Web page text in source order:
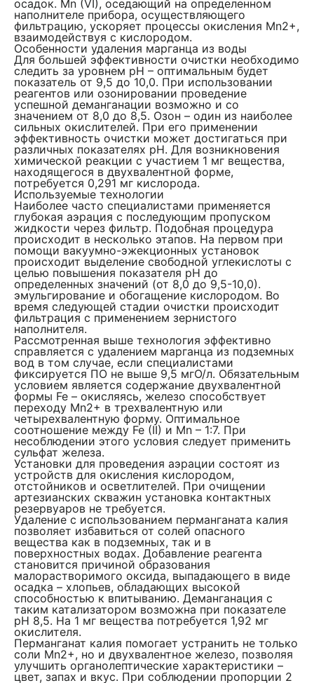
осадок. Mn (VI), оседающий на определенном
наполнителе прибора, осуществляющего
фильтрацию, ускоряет процессы окисления Mn2+,
взаимодействуя с кислородом.
Особенности удаления марганца из воды
Для большей эффективности очистки необходимо
следить за уровнем pH – оптимальным будет
показатель от 9,5 до 10,0. При использовании
реагентов или озонировании проведение
успешной деманганации возможно и со
значением от 8,0 до 8,5. Озон – один из наиболее
сильных окислителей. При его применении
эффективность очистки может достигаться при
различных показателях pH. Для возникновения
химической реакции с участием 1 мг вещества,
находящегося в двухвалентной форме,
потребуется 0,291 мг кислорода.
Используемые технологии
Наиболее часто специалистами применяется
глубокая аэрация с последующим пропуском
жидкости через фильтр. Подобная процедура
происходит в несколько этапов. На первом при
помощи вакуумно-эжекционных установок
происходит выделение свободной углекислоты с
целью повышения показателя pH до
определенных значений (от 8,0 до 9,5-10,0).
эмульгирование и обогащение кислородом. Во
время следующей стадии очистки происходит
фильтрация с применением зернистого
наполнителя.
Рассмотренная выше технология эффективно
справляется с удалением марганца из подземных
вод в том случае, если специалистами
фиксируется ПО не выше 9,5 мгО/л. Обязательным
условием является содержание двухвалентной
формы Fe – окисляясь, железо способствует
переходу Mn2+ в трехвалентную или
четырехвалентную форму. Оптимальное
соотношение между Fe (II) и Mn – 1:7. При
несоблюдении этого условия следует применить
сульфат железа.
Установки для проведения аэрации состоят из
устройств для окисления кислородом,
отстойников и осветлителей. При очищении
артезианских скважин установка контактных
резервуаров не требуется.
Удаление с использованием перманганата калия
позволяет избавиться от солей опасного
вещества как в подземных, так и в
поверхностных водах. Добавление реагента
становится причиной образования
малорастворимого оксида, выпадающего в виде
осадка – хлопьев, обладающих высокой
способностью к впитыванию. Деманганация с
таким катализатором возможна при показателе
pH 8,5. На 1 мг вещества потребуется 1,92 мг
окислителя.
Перманганат калия помогает устранить не только
соли Mn2+, но и двухвалентное железо, позволяя
улучшить органолептические характеристики –
цвет, запах и вкус. При соблюдении пропорции 2